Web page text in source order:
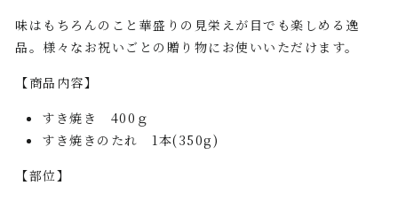
味はもちろんのこと華盛りの見栄えが目でも楽しめる逸
品。様々なお祝いごとの贈り物にお使いいただけます。
【商品内容】
すき焼き 400ｇ
すき焼きのたれ 1本(350g)
【部位】